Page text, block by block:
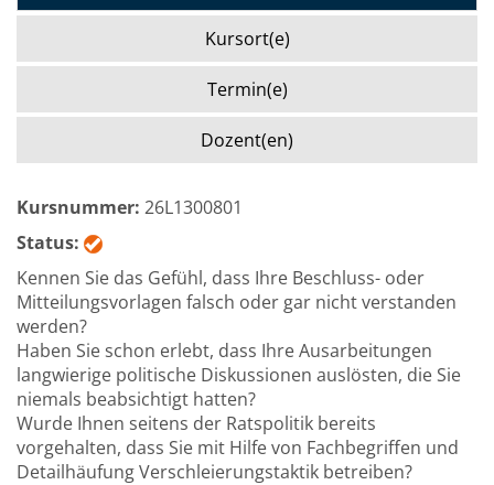
Kursort(e)
Termin(e)
Dozent(en)
Kursnummer: 26L1300801
Status:
Kennen Sie das Gefühl, dass Ihre Beschluss- oder
Mitteilungsvorlagen falsch oder gar nicht verstanden
werden?
Haben Sie schon erlebt, dass Ihre Ausarbeitungen
langwierige politische Diskussionen auslösten, die Sie
niemals beabsichtigt hatten?
Wurde Ihnen seitens der Ratspolitik bereits
vorgehalten, dass Sie mit Hilfe von Fachbegriffen und
Detailhäufung Verschleierungstaktik betreiben?